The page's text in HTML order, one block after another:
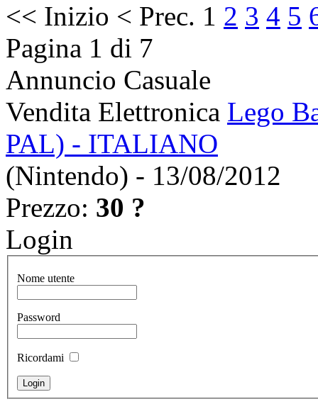
<< Inizio < Prec. 1 2 3 4 5
Pagina 1 di 7
Annuncio Casuale
Vendita Elettronica Lego
PAL) - ITALIANO
(Nintendo) - 13/08/2012
Prezzo: 30 ?
Login
Nome utente
Password
Ricordami